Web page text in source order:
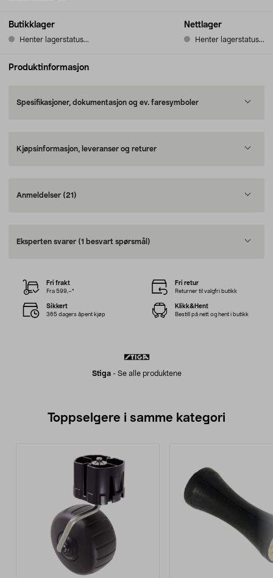
Butikklager
Henter lagerstatus...
Nettlager
Henter lagerstatus...
Produktinformasjon
Spesifikasjoner, dokumentasjon og ev. faresymboler
Kjøpsinformasjon, leveranser og returer
Anmeldelser (21)
Eksperten svarer (1 besvart spørsmål)
Stiga- Se alle produktene
Fri frakt
Fra 599,–*
Fri retur
Returner til valgfri butikk
Sikkert
365 dagers åpent kjøp
Klikk&Hent
Bestill på nett og hent i butikk
Toppselgere i samme kategori